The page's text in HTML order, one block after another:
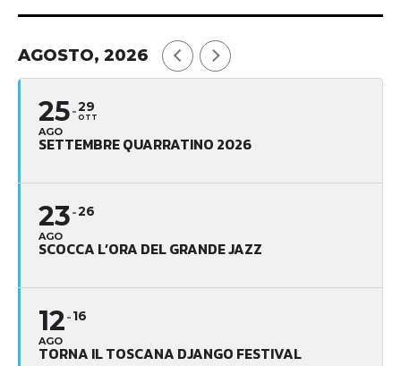
AGOSTO, 2026
25
AGO
29
OTT
SETTEMBRE QUARRATINO 2026
23
AGO
26
SCOCCA L’ORA DEL GRANDE JAZZ
12
AGO
16
TORNA IL TOSCANA DJANGO FESTIVAL